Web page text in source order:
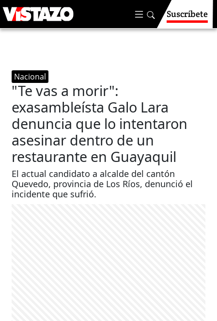
Suscríbete
Nacional
"Te vas a morir":
exasambleísta Galo Lara
denuncia que lo intentaron
asesinar dentro de un
restaurante en Guayaquil
El actual candidato a alcalde del cantón
Quevedo, provincia de Los Ríos, denunció el
incidente que sufrió.